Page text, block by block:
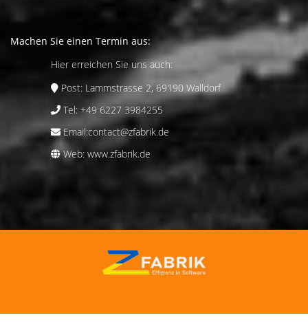
Machen Sie einen Termin aus:
Hier erreichen Sie uns auch:
Post: Lammstrasse 2, 69190 Walldorf
Tel: +49 6227 3984255
Email:contact@zfabrik.de
Web: www.zfabrik.de